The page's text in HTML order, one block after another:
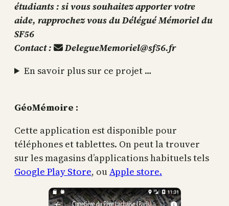
étudiants : si vous souhaitez apporter votre
aide, rapprochez vous du Délégué Mémoriel du
SF56
Contact :
DelegueMemoriel@sf56.fr
En savoir plus sur ce projet …
GéoMémoire :
Cette application est disponible pour
téléphones et tablettes. On peut la trouver
sur les magasins d’applications habituels tels
Google Play Store, ouApple store.